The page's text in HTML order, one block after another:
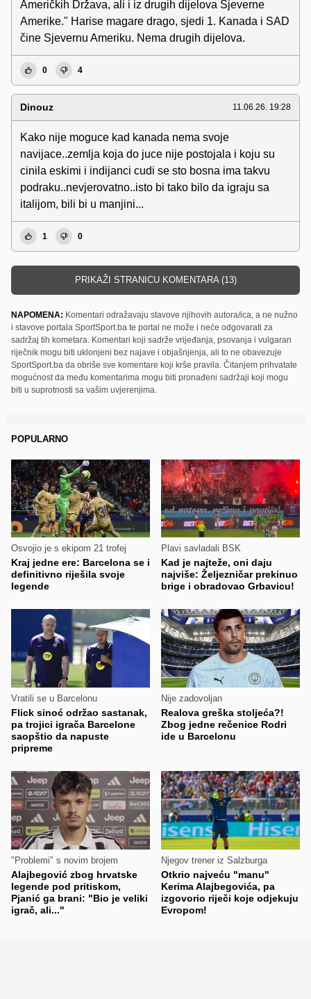
Američkih Država, ali i iz drugih dijelova Sjeverne
Amerike." Harise magare drago, sjedi 1. Kanada i SAD
čine Sjevernu Ameriku. Nema drugih dijelova.
0 4
Dinouz 11.06.26. 19:28
Kako nije moguce kad kanada nema svoje
navijace..zemlja koja do juce nije postojala i koju su
cinila eskimi i indijanci cudi se sto bosna ima takvu
podraku..nevjerovatno..isto bi tako bilo da igraju sa
italijom, bili bi u manjini...
1 0
PRIKAŽI STRANICU KOMENTARA (13)
NAPOMENA: Komentari odražavaju stavove njihovih autora/ica, a ne nužno
i stavove portala SportSport.ba te portal ne može i neće odgovarati za
sadržaj tih kometara. Komentari koji sadrže vrijeđanja, psovanja i vulgaran
riječnik mogu biti uklonjeni bez najave i objašnjenja, ali to ne obavezuje
SportSport.ba da obriše sve komentare koji krše pravila. Čitanjem prihvatate
mogućnost da među komentarima mogu biti pronađeni sadržaji koji mogu
biti u suprotnosti sa vašim uvjerenjima.
POPULARNO
Osvojio je s ekipom 21 trofej
Kraj jedne ere: Barcelona se i
definitivno riješila svoje
legende
Plavi savladali BSK
Kad je najteže, oni daju
najviše: Željezničar prekinuo
brige i obradovao Grbavicu!
Vratili se u Barcelonu
Flick sinoć održao sastanak,
pa trojici igrača Barcelone
saopštio da napuste
pripreme
Nije zadovoljan
Realova greška stoljeća?!
Zbog jedne rečenice Rodri
ide u Barcelonu
"Problemi" s novim brojem
Alajbegović zbog hrvatske
legende pod pritiskom,
Pjanić ga brani: "Bio je veliki
igrač, ali..."
Njegov trener iz Salzburga
Otkrio najveću "manu"
Kerima Alajbegovića, pa
izgovorio riječi koje odjekuju
Evropom!